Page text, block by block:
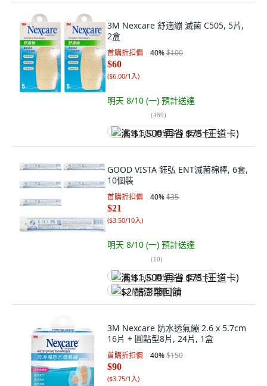
3M Nexcare 舒適繃 滅菌 C505, 5片,
2盒
首購折扣價 40%$100
$60
($6.00/1入)
明天 8/10 (一) 預計送達
(489)
满 $1,500 再省 $75 (王道卡)
GOOD VISTA 鈺弘 ENT滅菌棉棒, 6套,
10個裝
首購折扣價 40%$35
$21
($3.50/10入)
明天 8/10 (一) 預計送達
(10)
满 $1,500 再省 $75 (王道卡)
$2 酷澎幣回饋
3M Nexcare 防水透氣繃 2.6 x 5.7cm
16片 + 圓點型8片, 24片, 1盒
首購折扣價 40%$150
$90
($3.75/1入)